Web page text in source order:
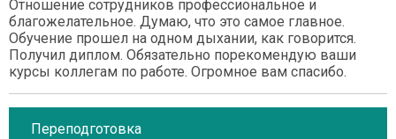
Отношение сотрудников профессиональное и
благожелательное. Думаю, что это самое главное.
Обучение прошел на одном дыхании, как говорится.
Получил диплом. Обязательно порекомендую ваши
курсы коллегам по работе. Огромное вам спасибо.
Переподготовка